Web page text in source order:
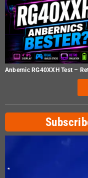
Anbernic RG40XXH Test –